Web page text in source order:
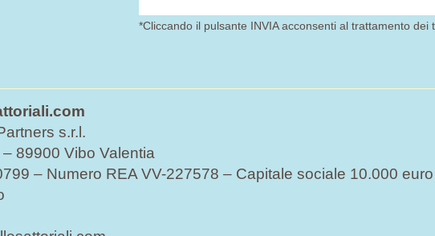
*Cliccando il pulsante INVIA acconsenti al trattamento
s.r.l.
89900 Vibo Valentia
– Numero REA VV-227578 – Capitale sociale 10.000 euro